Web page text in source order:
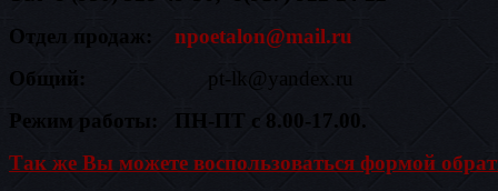
Отдел продаж:
npoetalon@mail.ru
Общий:
pt-lk@yandex.ru
Режим работы: ПН-ПТ с 8.00-17.00.
Так же Вы можете воспользоваться формой